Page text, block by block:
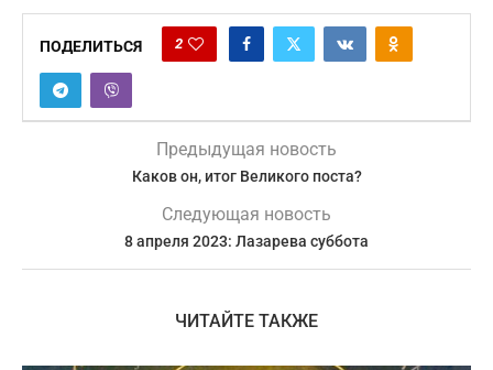
ПОДЕЛИТЬСЯ 2
Предыдущая новость
Каков он, итог Великого поста?
Следующая новость
8 апреля 2023: Лазарева суббота
ЧИТАЙТЕ ТАКЖЕ